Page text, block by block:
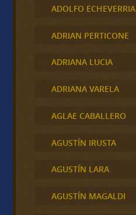
ADOLFO ECHEVERRIA
ADRIAN PERTICONE
ADRIANA LUCIA
ADRIANA VARELA
AGLAE CABALLERO
AGUSTÍN IRUSTA
AGUSTÍN LARA
AGUSTÍN MAGALDI